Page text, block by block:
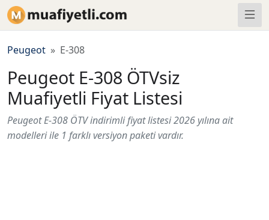
Peugeot E-308
Peugeot E-308 ÖTVsiz
Muafiyetli Fiyat Listesi
Peugeot E-308 ÖTV indirimli fiyat listesi 2026 yılına ait
modelleri ile 1 farklı versiyon paketi vardır.